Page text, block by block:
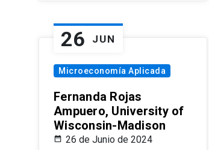
26 JUN
Microeconomía Aplicada
Fernanda Rojas
Ampuero, University of
Wisconsin-Madison
26 de Junio de 2024